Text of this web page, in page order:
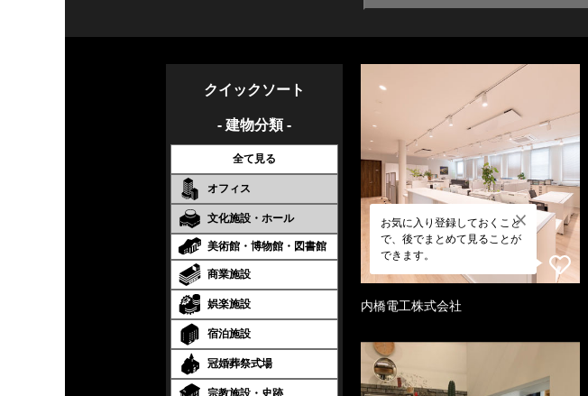
クイックソート
- 建物分類 -
全て見る
オフィス
文化施設・ホール
美術館・博物館・図書館
商業施設
娯楽施設
宿泊施設
冠婚葬祭式場
宗教施設・史跡
お気に入り登録しておくこと
で、後でまとめて見ることが
できます。
内橋電工株式会社